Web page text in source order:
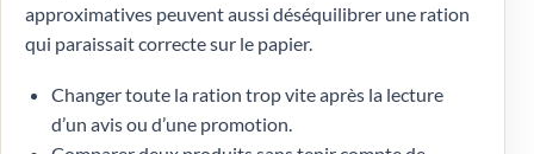
approximatives peuvent aussi déséquilibrer une ration
qui paraissait correcte sur le papier.
Changer toute la ration trop vite après la lecture
d’un avis ou d’une promotion.